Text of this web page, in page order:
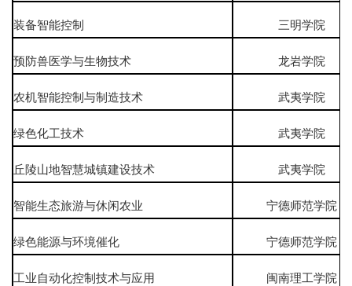
装备智能控制 三明学院
预防兽医学与生物技术 龙岩学院
农机智能控制与制造技术 武夷学院
绿色化工技术 武夷学院
丘陵山地智慧城镇建设技术 武夷学院
智能生态旅游与休闲农业 宁德师范学院
绿色能源与环境催化 宁德师范学院
工业自动化控制技术与应用 闽南理工学院